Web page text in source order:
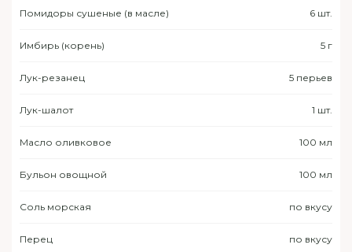
Помидоры сушеные (в масле) 6 шт.
Имбирь (корень) 5 г
Лук-резанец 5 перьев
Лук-шалот 1 шт.
Масло оливковое 100 мл
Бульон овощной 100 мл
Соль морская по вкусу
Перец по вкусу